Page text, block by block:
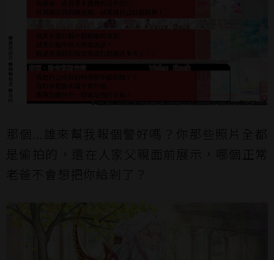
那個...誰來幫我報個警好嗎？你那些照片全都
是偷拍的，還在人家父親面前展示，哪個正常
老爸不會想把你給剁了？